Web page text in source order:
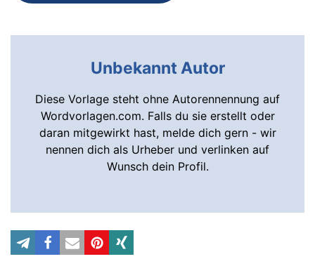
Unbekannt Autor
Diese Vorlage steht ohne Autorennennung auf
Wordvorlagen.com. Falls du sie erstellt oder
daran mitgewirkt hast, melde dich gern - wir
nennen dich als Urheber und verlinken auf
Wunsch dein Profil.